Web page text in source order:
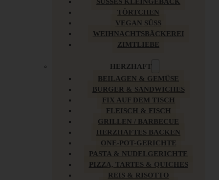
SÜSSES KLEINGEBÄCK
TÖRTCHEN
VEGAN SÜSS
WEIHNACHTSBÄCKEREI
ZIMTLIEBE
HERZHAFT
BEILAGEN & GEMÜSE
BURGER & SANDWICHES
FIX AUF DEM TISCH
FLEISCH & FISCH
GRILLEN / BARBECUE
HERZHAFTES BACKEN
ONE-POT-GERICHTE
PASTA & NUDELGERICHTE
PIZZA, TARTES & QUICHES
REIS & RISOTTO